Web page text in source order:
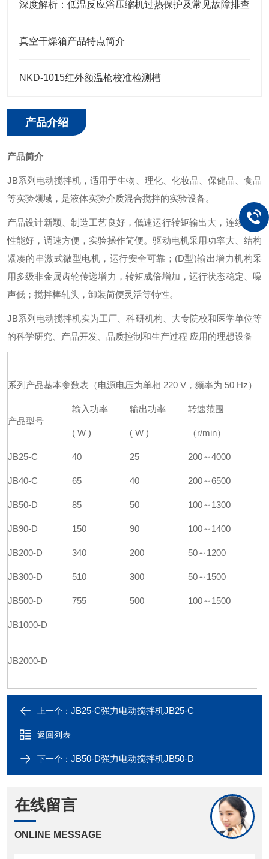
深度解析：低温反应浴压缩机过热保护及常见故障排查
真空干燥箱产品特点简介
NKD-1015红外额温枪校准检测槽
产品介绍
产品简介
JB系列电动搅拌机，适用于生物、理化、化妆品、保健品、食品
等实验领域，是液体实验介质混合搅拌的实验设备。
产品设计新颖、制造工艺良好，低速运行转矩输出大，连续使用
性能好，调速方便，实验操作简便。驱动电机采用功率大、结构
紧凑的串激式微型电机，运行安全可靠；(D型)输出增力机构采
用多级非金属齿轮传递增力，转矩成倍增加，运行状态稳定、噪
声低；搅拌棒轧头，卸装简便灵活等特性。
JB系列电动搅拌机实为工厂、科研机构、大专院校和医学单位等
的科学研究、产品开发、品质控制和生产过程 应用的理想设备
系列产品基本参数表（电源电压为单相 220 V，频率为 50 Hz）
产品型号
输入功率
( W )
输出功率
( W )
转速范围
（r/min）
JB25-C 40 25 200～4000
JB40-C 65 40 200～6500
JB50-D 85 50 100～1300
JB90-D 150 90 100～1400
JB200-D 340 200 50～1200
JB300-D 510 300 50～1500
JB500-D 755 500 100～1500
JB1000-D
JB2000-D
上一个： JB25-C强力电动搅拌机JB25-C
返回列表
下一个： JB50-D强力电动搅拌机JB50-D
在线留言
ONLINE MESSAGE